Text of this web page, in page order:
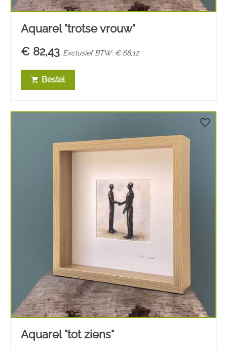
Aquarel "trotse vrouw"
€ 82,43 Exclusief BTW: € 68,12
shopping_cart Bestel
favorite_border
Aquarel "tot ziens"